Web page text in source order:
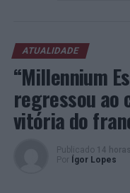
sob o efeito do álcool
NÃO PERCA
Boa prática do Alto
People’s Choice
ATUALIDADE
“Millennium
regressou ao
vitória do
Publicado 14
Por
Ígor Lopes